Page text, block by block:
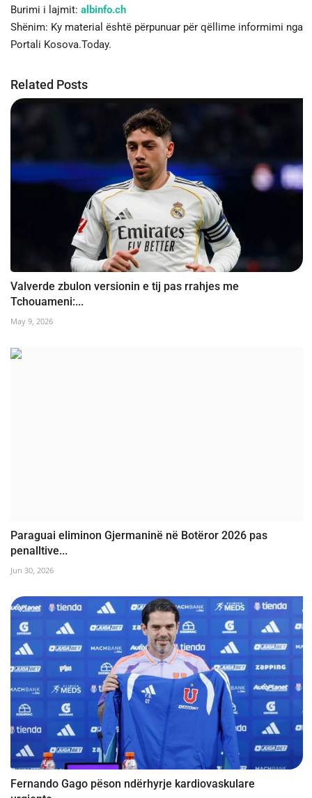
Burimi i lajmit: albinfo.ch
Shënim: Ky material është përpunuar për qëllime informimi nga
Portali Kosova.Today.
Related Posts
Valverde zbulon versionin e tij pas rrahjes me
Tchouameni:...
May 9, 2026
Paraguai eliminon Gjermaninë në Botëror 2026 pas
penalltive...
Jun 30, 2026
Fernando Gago pëson ndërhyrje kardiovaskulare